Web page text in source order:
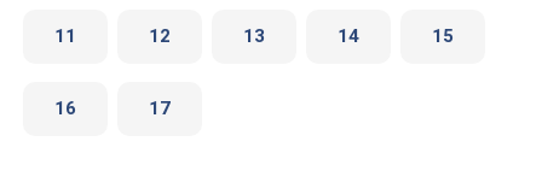
11 12 13 14 15
16 17